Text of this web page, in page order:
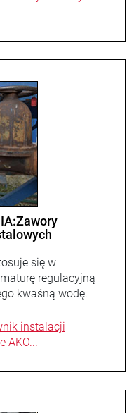
się w
regulacyjną
kwaśną wodę.
instalacji
AKO...